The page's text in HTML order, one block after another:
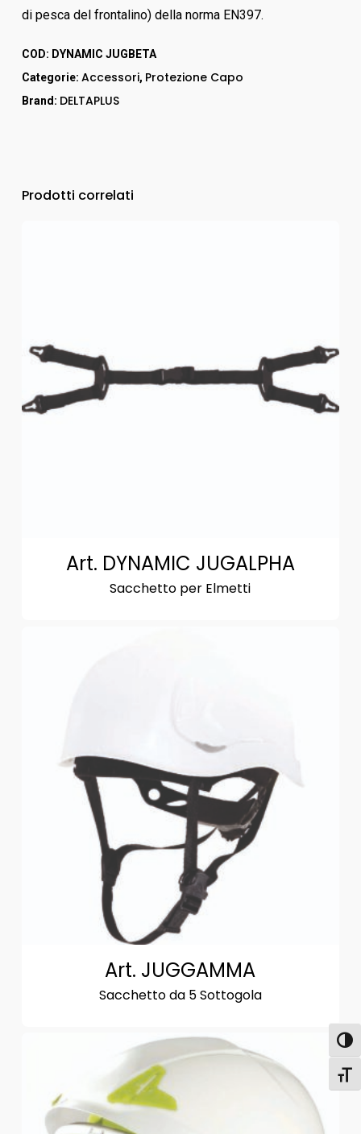
di pesca del frontalino) della norma EN397.
COD: DYNAMIC JUGBETA
Categorie: Accessori, Protezione Capo
Brand: DELTAPLUS
Prodotti correlati
Art. DYNAMIC JUGALPHA
Sacchetto per Elmetti
Art. JUGGAMMA
Sacchetto da 5 Sottogola